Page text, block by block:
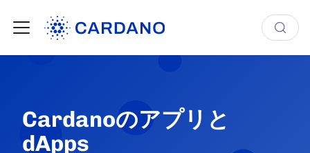
Cardanoのアプリと
dApps